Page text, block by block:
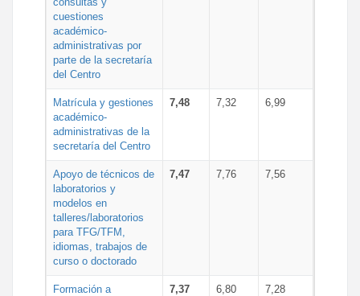
cuestiones
académico-
administrativas por
parte de la secretaría
del Centro
Matrícula y gestiones
académico-
administrativas de la
secretaría del Centro
7,48 7,32 6,99
Apoyo de técnicos de
laboratorios y
modelos en
talleres/laboratorios
para TFG/TFM,
idiomas, trabajos de
curso o doctorado
7,47 7,76 7,56
Formación a
7,37 6,80 7,28